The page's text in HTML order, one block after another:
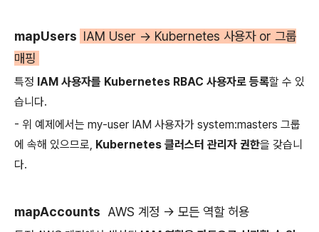
mapUsers IAM User → Kubernetes 사용자 or 그룹
매핑
특정 IAM 사용자를 Kubernetes RBAC 사용자로 등록할 수 있
습니다.
- 위 예제에서는 my-user IAM 사용자가 system:masters 그룹
에 속해 있으므로, Kubernetes 클러스터 관리자 권한을 갖습니
다.
mapAccounts AWS 계정 → 모든 역할 허용